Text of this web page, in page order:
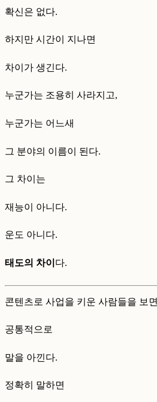
확신은 없다.
하지만 시간이 지나면
차이가 생긴다.
누군가는 조용히 사라지고,
누군가는 어느새
그 분야의 이름이 된다.
그 차이는
재능이 아니다.
운도 아니다.
태도의 차이 다.
콘텐츠로 사업을 키운 사람들을 보면
공통적으로
말을 아낀다.
정확히 말하면